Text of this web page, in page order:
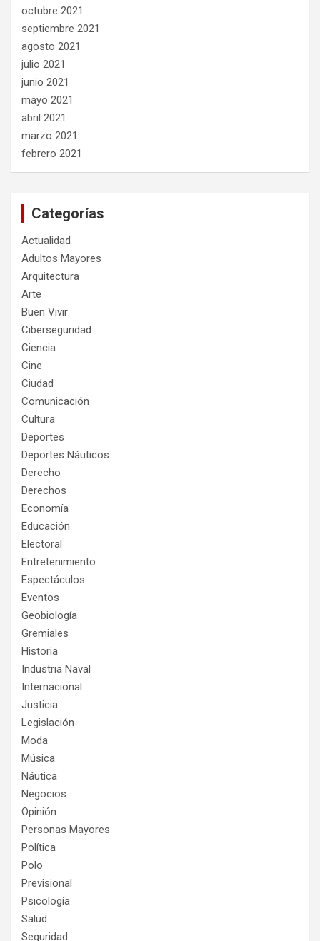
octubre 2021
septiembre 2021
agosto 2021
julio 2021
junio 2021
mayo 2021
abril 2021
marzo 2021
febrero 2021
Categorías
Actualidad
Adultos Mayores
Arquitectura
Arte
Buen Vivir
Ciberseguridad
Ciencia
Cine
Ciudad
Comunicación
Cultura
Deportes
Deportes Náuticos
Derecho
Derechos
Economía
Educación
Electoral
Entretenimiento
Espectáculos
Eventos
Geobiología
Gremiales
Historia
Industria Naval
Internacional
Justicia
Legislación
Moda
Música
Náutica
Negocios
Opinión
Personas Mayores
Política
Polo
Previsional
Psicología
Salud
Seguridad